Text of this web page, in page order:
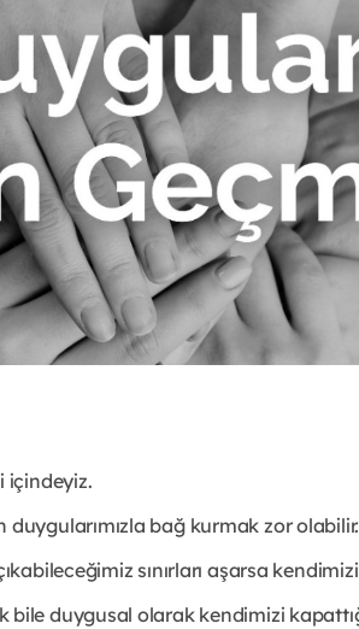
içindeyiz.
duygularımızla bağ kurmak zor olabilir.
sınırları aşarsa
duygusal olarak kendimizi